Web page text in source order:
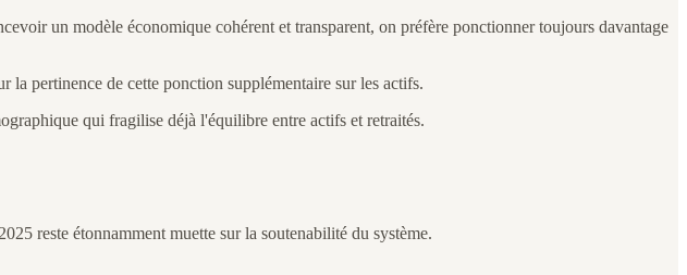
un modèle économique cohérent et transparent, on préfère ponctionner toujours davantage
la pertinence de cette ponction supplémentaire sur les actifs.
qui fragilise déjà l'équilibre entre actifs et retraités.
reste étonnamment muette sur la soutenabilité du système.